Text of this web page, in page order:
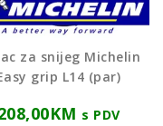
za snijeg Michelin
grip L14 (par)
KM s PDV